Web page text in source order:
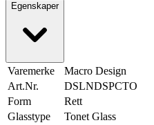
Egenskaper
Varemerke
Macro Design
Art.Nr.
DSLNDSPCTO
Form
Rett
Glasstype
Tonet Glass